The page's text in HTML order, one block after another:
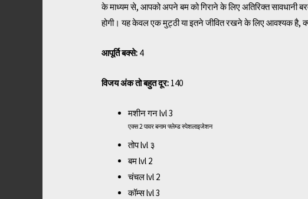
के माध्यम से, आपको अपने बम को गिराने के लिए अतिरिक्त
होगी। यह केवल एक मुट्ठी या इतने जीवित रखने के लिए आवश्यक है,
आपूर्ति बक्से: 4
विजय अंक तो बहुत दूर: 140
मशीन गन lvl 3
एक्स 2 पावर बनाम फ्लेम्ड स्पेशलाइजेशन
तोप lvl ३
बम lvl 2
चंचल lvl 2
कॉम्स lvl 3